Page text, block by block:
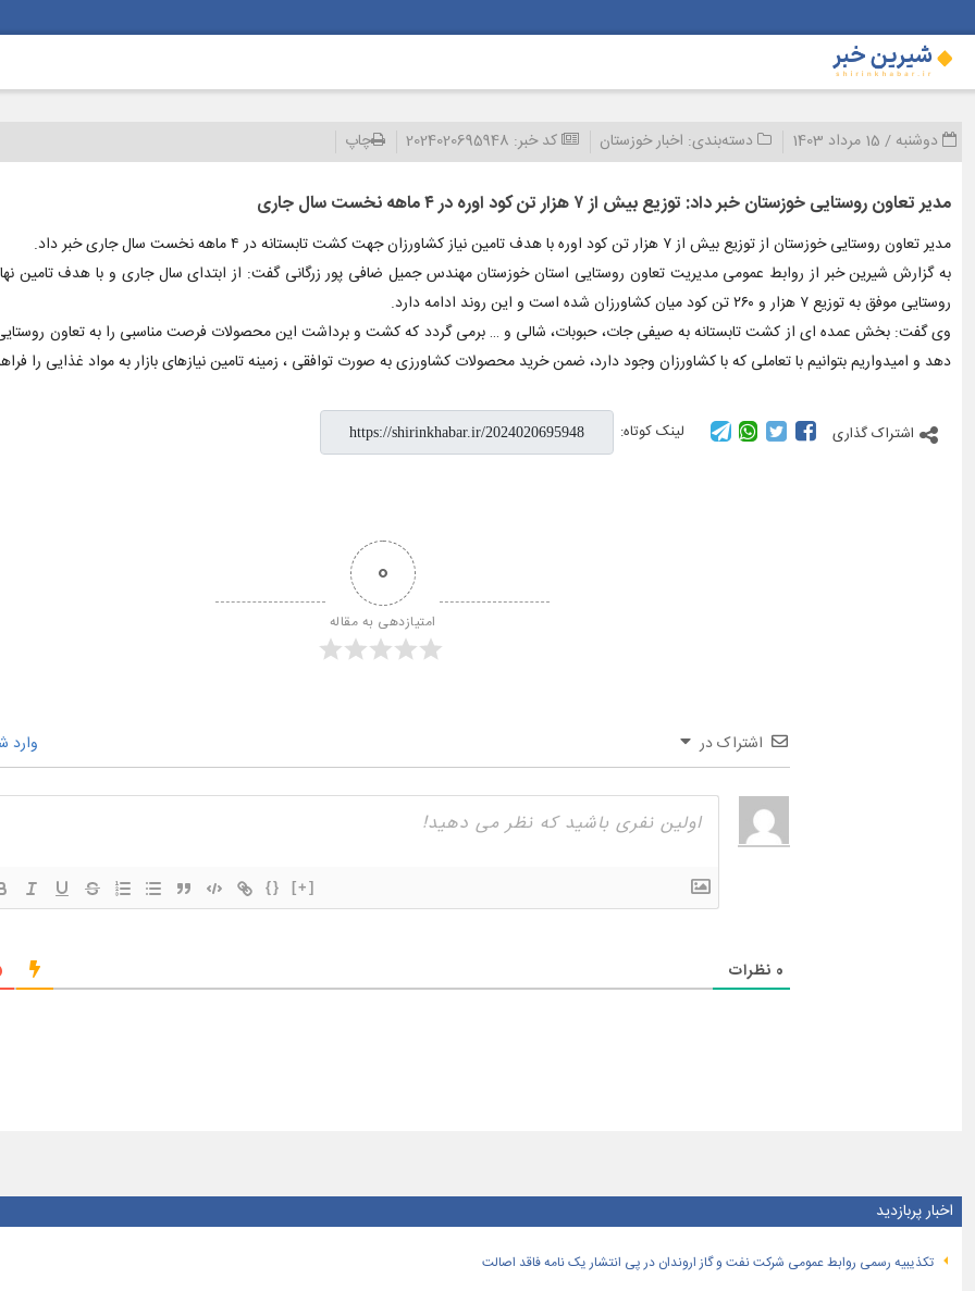
دوشنبه / 15 مرداد 1403 دسته‌بندی: اخبار خوزستان کد خبر: 2024020695948 چاپ
مدیر تعاون روستایی خوزستان خبر داد: توزیع بیش از ۷ هزار تن کود اوره در ۴ ماهه نخست سال جاری
مدیر تعاون روستایی خوزستان از توزیع بیش از ۷ هزار تن کود اوره با هدف تامین نیاز کشاورزان جهت کشت تابستانه در ۴ ماهه نخست سال جاری خبر داد.
به گزارش شیرین خبر از روابط عمومی مدیریت تعاون روستایی استان خوزستان مهندس جمیل ضافی پور زرگانی گفت: از ابتدای سال جاری و با هدف تامین
روستایی موفق به توزیع ۷ هزار و ۲۶۰ تن کود میان کشاورزان شده است و این روند ادامه دارد.
وی گفت: بخش عمده ای از کشت تابستانه به صیفی جات، حبوبات، شالی و … برمی گردد که کشت و برداشت این محصولات فرصت مناسبی را به تعاون
دهد و امیدواریم بتوانیم با تعاملی که با کشاورزان وجود دارد، ضمن خرید محصولات کشاورزی به صورت توافقی ، زمینه تامین نیازهای بازار به مواد غذایی را
اشتراک گذاری لینک کوتاه:
0
امتیازدهی به مقاله
اشتراک در وارد
{} [+]
0 نظرات
اخبار پربازدید
تكذیبیه رسمی روابط عمومی شركت نفت و گاز اروندان در پی انتشار یک نامه فاقد اصالت